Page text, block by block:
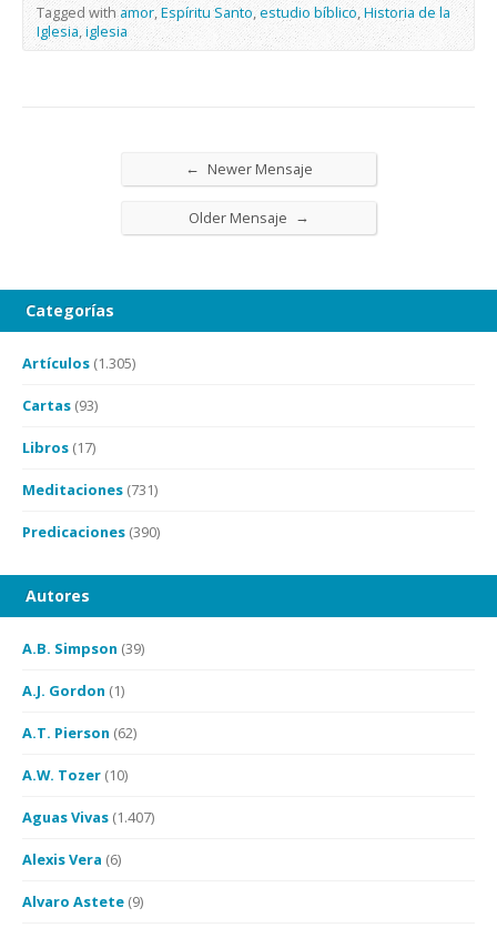
Tagged withamor,Espíritu Santo,estudio bíblico,Historia de la
Iglesia,iglesia
← Newer Mensaje
Older Mensaje →
Categorías
Artículos (1.305)
Cartas (93)
Libros (17)
Meditaciones (731)
Predicaciones (390)
Autores
A.B. Simpson (39)
A.J. Gordon (1)
A.T. Pierson (62)
A.W. Tozer (10)
Aguas Vivas (1.407)
Alexis Vera (6)
Alvaro Astete (9)